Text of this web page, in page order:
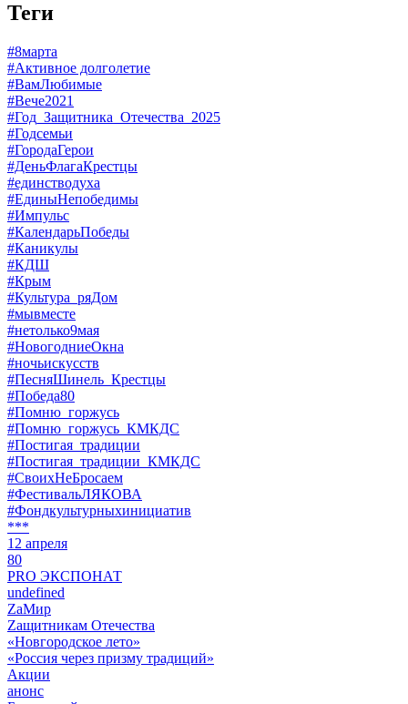
Теги
#8марта
#Активное долголетие
#ВамЛюбимые
#Вече2021
#Год_Защитника_Отечества_2025
#Годсемьи
#ГородаГерои
#ДеньФлагаКрестцы
#единстводуха
#ЕдиныНепобедимы
#Импульс
#КалендарьПобеды
#Каникулы
#КДШ
#Крым
#Культура_ряДом
#мывместе
#нетолько9мая
#НовогодниеОкна
#ночьискусств
#ПесняШинель_Крестцы
#Победа80
#Помню_горжусь
#Помню_горжусь_КМКДС
#Постигая_традиции
#Постигая_традиции_КМКДС
#СвоихНеБросаем
#ФестивальЛЯКОВА
#Фондкультурныхинициатив
***
12 апреля
80
PRO ЭКСПОНАТ
undefined
ZaМир
Zащитникам Отечества
«Новгородское лето»
«Россия через призму традиций»
Акции
анонс